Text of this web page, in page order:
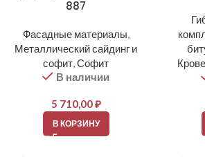
887
Фасадные материалы,
Металлический сайдинг и
софит,Софит
В наличии
5 710,00₽
В КОРЗИНУ